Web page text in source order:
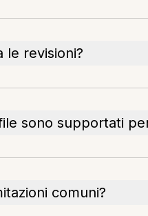
le revisioni?
sono supportati
comuni?